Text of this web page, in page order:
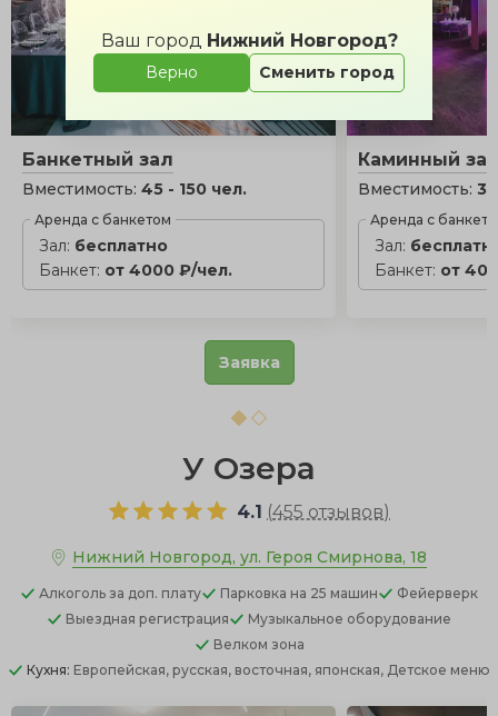
Ваш город Нижний Новгород?
Верно Сменить город
Банкетный зал
Вместимость: 45 - 150 чел.
Аренда с банкетом
Зал: бесплатно
Банкет: от 4000 ₽/чел.
Каминный
Вместимость:
Аренда с
Зал:
Банкет: от
Заявка
У Озера
4.1 (455 отзывов)
Нижний Новгород, ул. Героя Смирнова, 18
Алкоголь за доп. плату Парковка на 25 машин
Фейерверк
Выездная регистрация
Музыкальное оборудование
Велком зона
Кухня: Европейская, русская, восточная, японская, Детское меню